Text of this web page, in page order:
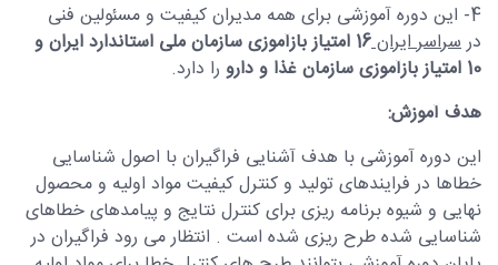
4- این دوره آموزشی برای همه مدیران کیفیت و مسئولین فنی
درسراسر ایران
16 امتیاز بازآموزی سازمان ملی استاندارد ایران و
10 امتیاز بازآموزی سازمان غذا و دارو
را دارد.
هدف آموزش:
این دوره آموزشی با هدف آشنایی فراگیران با اصول شناسایی
خطاها در فرایندهای تولید و کنترل کیفیت مواد اولیه و محصول
نهایی و شیوه برنامه ریزی برای کنترل نتایج و پیامدهای خطاهای
شناسایی شده طرح ریزی شده است . انتظار می رود فراگیران در